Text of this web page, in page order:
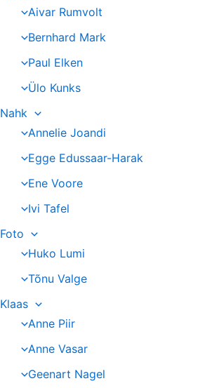
Aivar Rumvolt
Bernhard Mark
Paul Elken
Ülo Kunks
Nahk
Annelie Joandi
Egge Edussaar-Harak
Ene Voore
Ivi Tafel
Foto
Huko Lumi
Tõnu Valge
Klaas
Anne Piir
Anne Vasar
Geenart Nagel